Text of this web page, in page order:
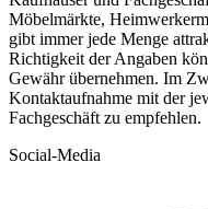
Möbelmärkte,
gibt immer jede Menge
Richtigkeit der Angaben
Gewähr übernehmen. Im
Kontaktaufnahme mit der
Fachgeschäft zu empfehlen.
Social-Media